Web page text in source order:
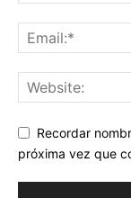
Recordar
próxima vez que